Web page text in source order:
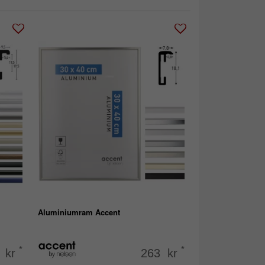
kr *
Aluminiumram Accent
263 kr *